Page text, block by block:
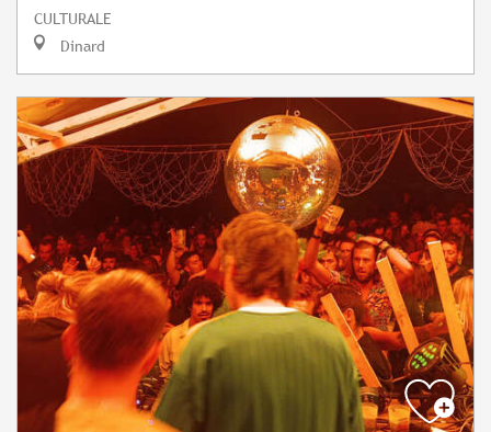
CULTURALE
Dinard